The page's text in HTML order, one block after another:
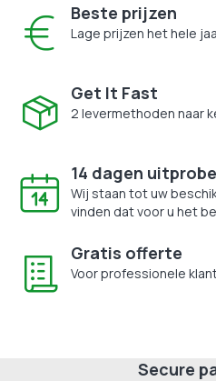
Beste prijzen
Lage prijzen het hele
Get It Fast
2 levermethoden naar
14 dagen
Wij staan tot uw
vinden dat voor u het
Gratis offerte
Voor professionele
Secure